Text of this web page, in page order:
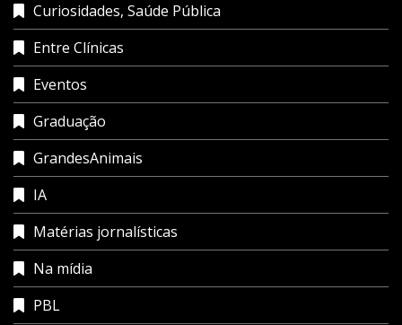
Curiosidades, Saúde Pública
Entre Clínicas
Eventos
Graduação
GrandesAnimais
IA
Matérias jornalísticas
Na mídia
PBL